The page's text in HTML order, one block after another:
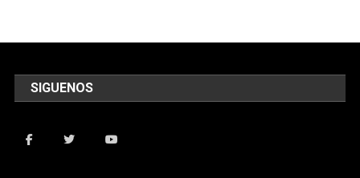
SIGUENOS